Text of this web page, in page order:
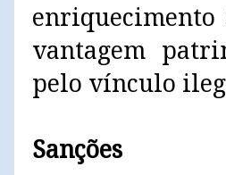
vantagem
pelo vínculo
Sanções